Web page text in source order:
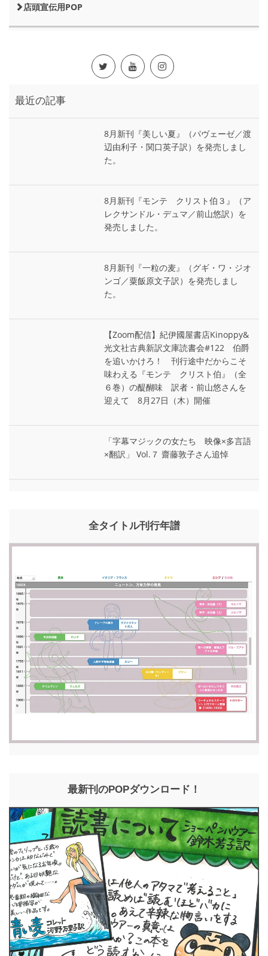
店頭宣伝用POP
最近の記事
8月新刊『美しい夏』（パヴェーゼ／渡
辺由利子・関口英子訳）を発売しまし
た。
8月新刊『モンテ゠クリスト伯３』（ア
レクサンドル・デュマ／前山悠訳）を
発売しました。
8月新刊『一粒の麦』（グギ・ワ・ジオ
ンゴ／粟飯原文子訳）を発売しまし
た。
【Zoom配信】紀伊國屋書店Kinoppy&
光文社古典新訳文庫読書会#122 伯爵
を追いかけろ！ 刊行途中だからこそ
味わえる『モンテ゠クリスト伯』（全
６巻）の醍醐味 訳者・前山悠さんを
迎えて 8月27日（木）開催
「字幕マジックの女たち 映像×多言語
×翻訳」 Vol.７ 齋藤敦子さん追悼
全タイトル刊行年譜
最新刊のPOPダウンロード！